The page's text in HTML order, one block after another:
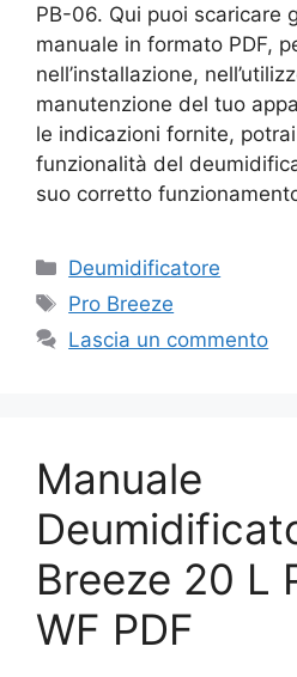
PB-06. Qui puoi scaricare
manuale in formato PDF,
nell’installazione,
manutenzione del tuo
le indicazioni fornite,
funzionalità del
suo corretto
Categorie
Deumidificatore
Tag
Pro Breeze
Lascia un commento
Manuale
Breeze 20 L
WF PDF